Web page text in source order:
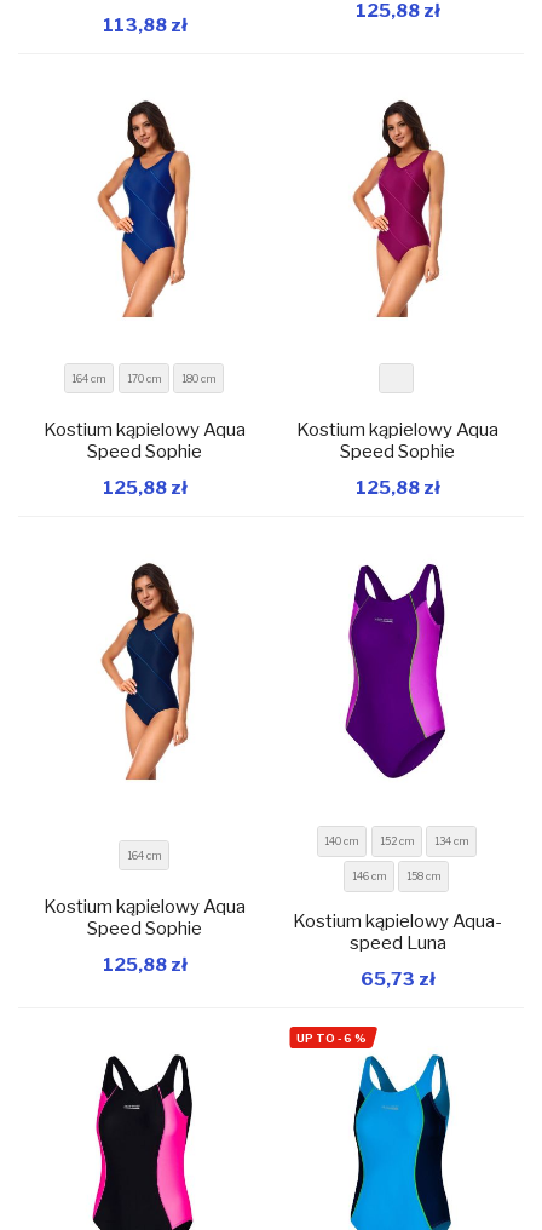
113,88 zł
125,88 zł
W magazynie
164 cm 170 cm 180 cm
Kostium kąpielowy Aqua
Speed Sophie
125,88 zł
W magazynie
Kostium kąpielowy Aqua
Speed Sophie
125,88 zł
W magazynie
164 cm
Kostium kąpielowy Aqua
Speed Sophie
125,88 zł
W magazynie
140 cm 152 cm 134 cm
146 cm 158 cm
Kostium kąpielowy Aqua-
speed Luna
65,73 zł
UP TO -6 %